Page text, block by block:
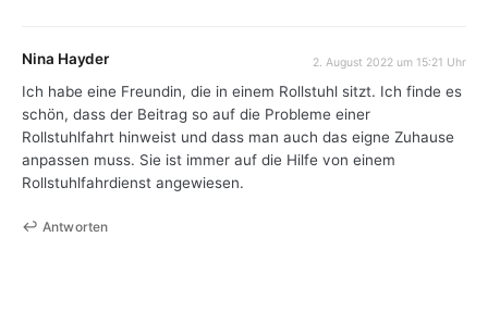
Nina Hayder 2. August 2022 um 15:21 Uhr
Ich habe eine Freundin, die in einem Rollstuhl sitzt. Ich finde es
schön, dass der Beitrag so auf die Probleme einer
Rollstuhlfahrt hinweist und dass man auch das eigne Zuhause
anpassen muss. Sie ist immer auf die Hilfe von einem
Rollstuhlfahrdienst angewiesen.
Antworten